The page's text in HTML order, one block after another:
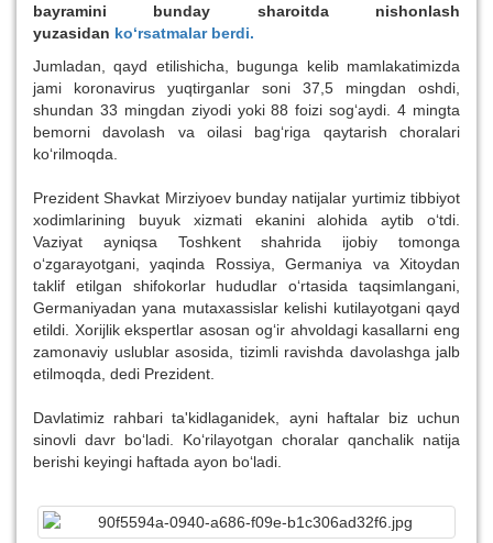
bayramini bunday sharoitda nishonlash
yuzasidan ko‘rsatmalar berdi.
Jumladan, qayd etilishicha, bugunga kelib mamlakatimizda
jami koronavirus yuqtirganlar soni 37,5 mingdan oshdi,
shundan 33 mingdan ziyodi yoki 88 foizi sog‘aydi. 4 mingta
bemorni davolash va oilasi bag‘riga qaytarish choralari
ko‘rilmoqda.
Prezident Shavkat Mirziyoev bunday natijalar yurtimiz tibbiyot
xodimlarining buyuk xizmati ekanini alohida aytib o‘tdi.
Vaziyat ayniqsa Toshkent shahrida ijobiy tomonga
o‘zgarayotgani, yaqinda Rossiya, Germaniya va Xitoydan
taklif etilgan shifokorlar hududlar o‘rtasida taqsimlangani,
Germaniyadan yana mutaxassislar kelishi kutilayotgani qayd
etildi. Xorijlik ekspertlar asosan og‘ir ahvoldagi kasallarni eng
zamonaviy uslublar asosida, tizimli ravishda davolashga jalb
etilmoqda, dedi Prezident.
Davlatimiz rahbari ta'kidlaganidek, ayni haftalar biz uchun
sinovli davr bo‘ladi. Ko‘rilayotgan choralar qanchalik natija
berishi keyingi haftada ayon bo‘ladi.